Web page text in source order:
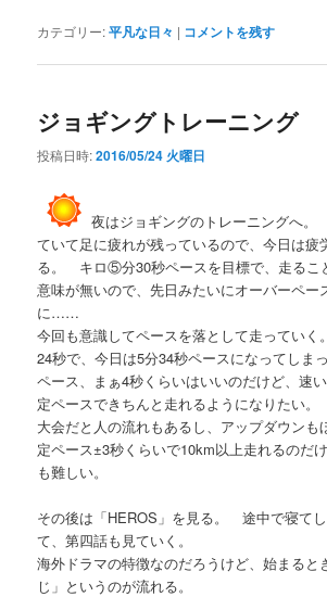
カテゴリー:平凡な日々 | コメントを残す
ジョギングトレーニング
投稿日時:2016/05/24 火曜日
夜はジョギングのトレーニングへ
ていて足に疲れが残っているので、今日は疲
る。 キロ⑤分30秒ペースを目標で、走る
意味が無いので、先日みたいにオーバーペー
に……
今回も意識してペースを落として走ってい
24秒で、今日は5分34秒ペースになってし
ペース、まぁ4秒くらいはいいのだけど、速
定ペースできちんと走れるようになりたい。
大会だと人の流れもあるし、アップダウンも
定ペース±3秒くらいで10km以上走れるのだ
も難しい。
その後は「HEROS」を見る。 途中で寝て
て、第四話も見ていく。
海外ドラマの特徴なのだろうけど、始まると
じ」というのが流れる。